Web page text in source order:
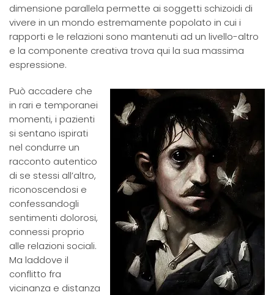
dimensione parallela permette ai soggetti schizoidi di
vivere in un mondo estremamente popolato in cui i
rapporti e le relazioni sono mantenuti ad un livello-altro
e la componente creativa trova qui la sua massima
espressione.
Può accadere che
in rari e temporanei
momenti, i pazienti
si sentano ispirati
nel condurre un
racconto autentico
di se stessi all’altro,
riconoscendosi e
confessandogli
sentimenti dolorosi,
connessi proprio
alle relazioni sociali.
Ma laddove il
conflitto fra
vicinanza e distanza